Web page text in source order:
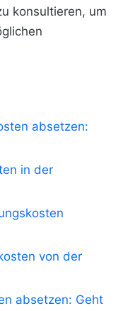
konsultieren, um
absetzen:
in der
von der
absetzen: Geht